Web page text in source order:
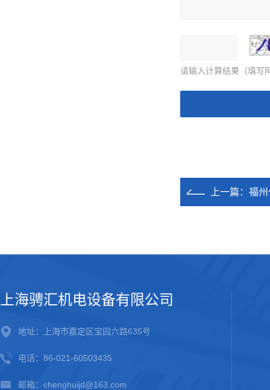
请输入计算结果（填写
上一篇： 福
上海骋汇机电设备有限公司
地址：上海市嘉定区宝园六路635号
电话：86-021-60503435
邮箱：chenghuijd@163.com